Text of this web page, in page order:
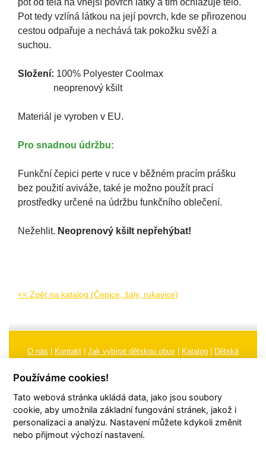
pot od těla na vnější povrch látky a tím ochlazuje tělo.
Pot tedy vzlíná látkou na její povrch, kde se přirozenou
cestou odpařuje a nechává tak pokožku svěží a
suchou.
Složení: 100% Polyester Coolmax
neoprenový kšilt
Materiál je vyroben v EU.
Pro snadnou údržbu:
Funkční čepici perte v ruce v běžném pracím prášku
bez použití aviváže, také je možno použít prací
prostředky určené na údržbu funkčního oblečení.
Nežehlit. Neoprenový kšilt nepřehýbat!
<< Zpět na katalog (Čepice, šály, rukavice)
O nás Kontakt Jak vybírat dětskou obuv Katalog
Dětská
obuvi, pokyny a informace k reklamaci Nastavení cookies
© 2026TORI, s.r.o.| Všechna práva vyhrazena | Web vytvořil
Používáme cookies!
Tato webová stránka ukládá data, jako jsou soubory
cookie, aby umožnila základní fungování stránek, jakož i
personalizaci a analýzu. Nastavení můžete kdykoli změnit
nebo přijmout výchozí nastavení.